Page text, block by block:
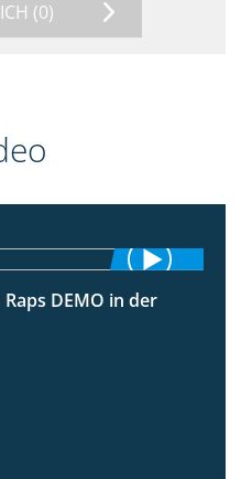
(0)
2:37
DEMO in der